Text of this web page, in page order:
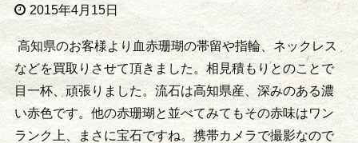
2015年4月15日
高知県のお客様より血赤珊瑚の帯留や指輪、ネックレス
などを買取りさせて頂きました。相見積もりとのことで
目一杯、頑張りました。流石は高知県産、深みのある濃
い赤色です。他の赤珊瑚と並べてみてもその赤味はワン
ランク上、まさに宝石ですね。携帯カメラで撮影なので